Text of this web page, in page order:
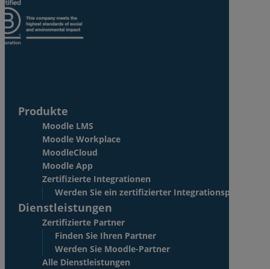
Produkte
Moodle LMS
Moodle Workplace
MoodleCloud
Moodle App
Zertifizierte Integrationen
Werden Sie ein zertifizierter Integrationspartner
Dienstleistungen
Zertifizierte Partner
Finden Sie Ihren Partner
Werden Sie Moodle-Partner
Alle Dienstleistungen